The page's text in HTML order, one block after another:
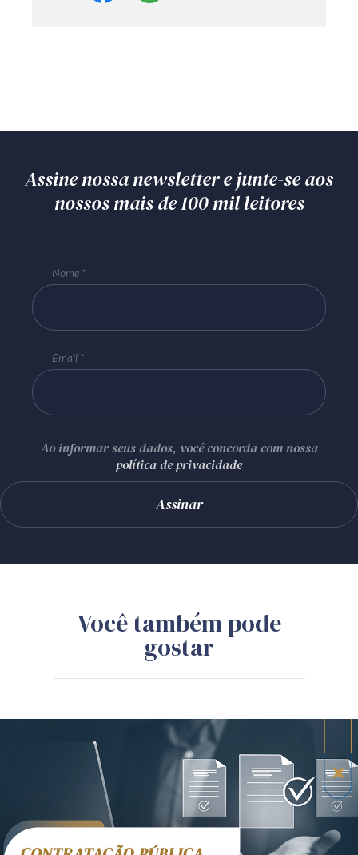
Assine nossa newsletter e junte-se aos
nossos mais de 100 mil leitores
Nome
Email
Ao informar seus dados, você concorda com nossa
política de privacidade
Você também pode
gostar